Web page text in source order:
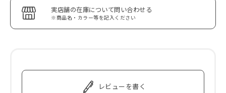
実店舗の在庫について問い合わせる
※商品名・カラー等を記入ください
レビューを書く